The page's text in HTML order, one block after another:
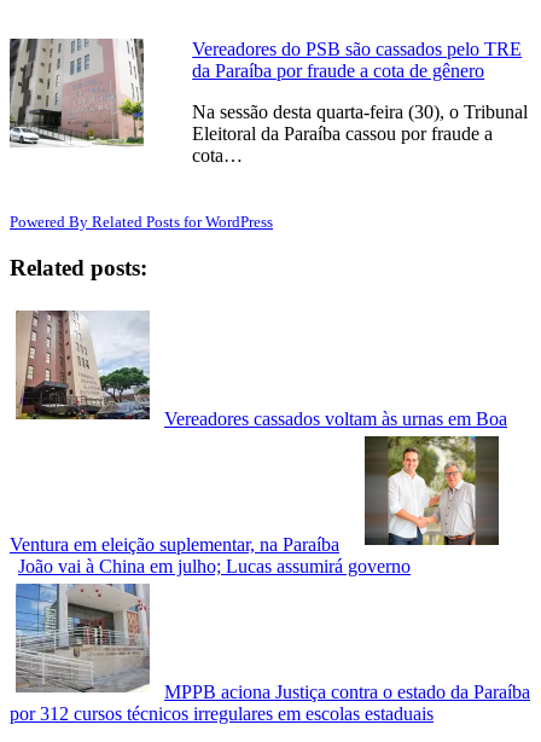
Vereadores do PSB são cassados pelo TRE
da Paraíba por fraude a cota de gênero
Na sessão desta quarta-feira (30), o Tribunal
Eleitoral da Paraíba cassou por fraude a
cota…
Powered By Related Posts for WordPress
Related posts:
Vereadores cassados voltam às urnas em Boa
Ventura em eleição suplementar, na Paraíba
João vai à China em julho; Lucas assumirá governo
MPPB aciona Justiça contra o estado da Paraíba
por 312 cursos técnicos irregulares em escolas estaduais